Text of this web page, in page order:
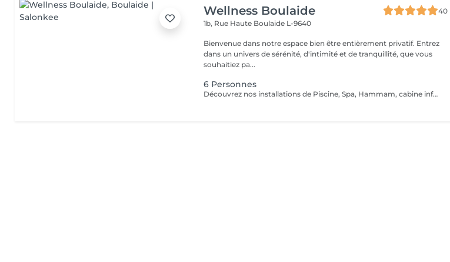
Wellness Boulaide
40
1b, Rue Haute Boulaide L-9640
Bienvenue dans notre espace bien être entièrement privatif. Entrez
dans un univers de sérénité, d'intimité et de tranquillité, que vous
souhaitiez pa...
6 Personnes
Découvrez nos installations de Piscine, Spa, Hammam, cabine infrarouge, de la toute dernière génération que nous avons sélectionnés qualitativement tant ce projet nous tient à coeur.